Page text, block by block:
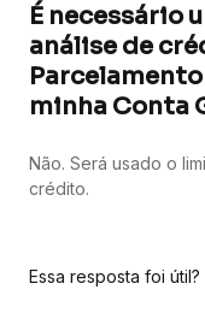
É necessário
análise de
minha Conta
Não. Será usado o
crédito.
Essa resposta foi útil?